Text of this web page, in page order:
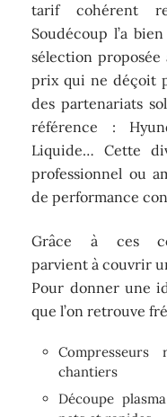
tarif cohérent
Soudécoup l’a
sélection
prix qui ne déçoit
des partenariats
référence :
Liquide… Cette
professionnel ou
de performance
Grâce à ces
parvient à couvrir
Pour donner une
que l’on retrouve
chantiers
Découpe